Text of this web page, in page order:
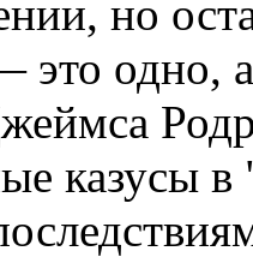
но
это одно,
казусы